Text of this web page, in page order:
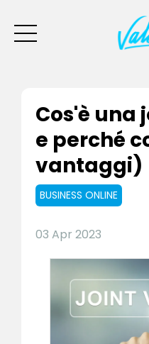
Cos'è una
e perché
vantaggi)
BUSINESS ONLINE
03 Apr 2023